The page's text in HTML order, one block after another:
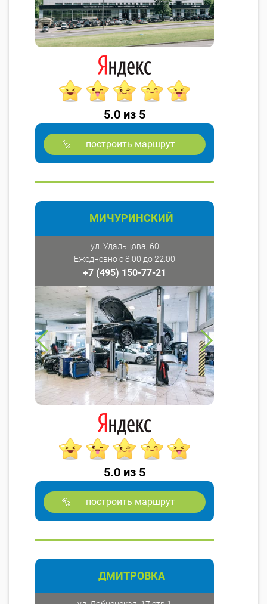
5.0 из 5
построить маршрут
МИЧУРИНСКИЙ
ул. Удальцова, 60
Ежедневно с 8:00 до 22:00
+7 (495) 150-77-21
5.0 из 5
построить маршрут
ДМИТРОВКА